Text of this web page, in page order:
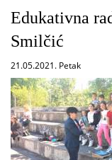
Edukativna
Smilčić
21.05.2021. Petak